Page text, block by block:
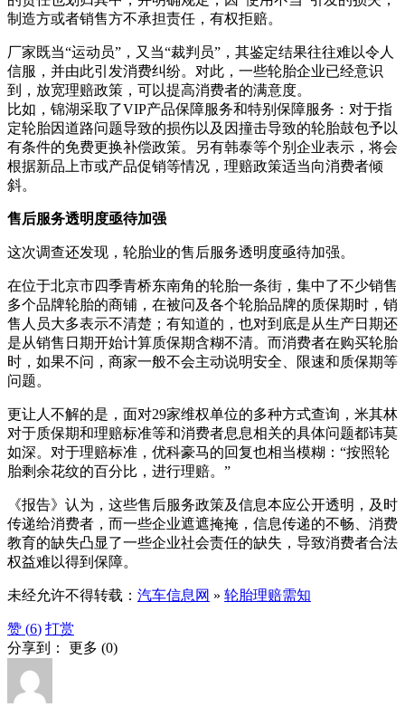
制造方或者销售方不承担责任，有权拒赔。
厂家既当“运动员”，又当“裁判员”，其鉴定结果往往难以令人
信服，并由此引发消费纠纷。对此，一些轮胎企业已经意识
到，放宽理赔政策，可以提高消费者的满意度。
比如，锦湖采取了VIP产品保障服务和特别保障服务：对于指
定轮胎因道路问题导致的损伤以及因撞击导致的轮胎鼓包予以
有条件的免费更换补偿政策。另有韩泰等个别企业表示，将会
根据新品上市或产品促销等情况，理赔政策适当向消费者倾
斜。
售后服务透明度亟待加强
这次调查还发现，轮胎业的售后服务透明度亟待加强。
在位于北京市四季青桥东南角的轮胎一条街，集中了不少销售
多个品牌轮胎的商铺，在被问及各个轮胎品牌的质保期时，销
售人员大多表示不清楚；有知道的，也对到底是从生产日期还
是从销售日期开始计算质保期含糊不清。而消费者在购买轮胎
时，如果不问，商家一般不会主动说明安全、限速和质保期等
问题。
更让人不解的是，面对29家维权单位的多种方式查询，米其林
对于质保期和理赔标准等和消费者息息相关的具体问题都讳莫
如深。对于理赔标准，优科豪马的回复也相当模糊：“按照轮
胎剩余花纹的百分比，进行理赔。”
《报告》认为，这些售后服务政策及信息本应公开透明，及时
传递给消费者，而一些企业遮遮掩掩，信息传递的不畅、消费
教育的缺失凸显了一些企业社会责任的缺失，导致消费者合法
权益难以得到保障。
未经允许不得转载： 汽车信息网 » 轮胎理赔需知
赞 (6) 打赏
分享到： 更多 (0)